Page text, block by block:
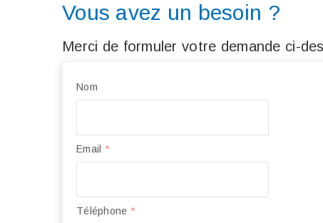
Vous avez un besoin ?
Merci de formuler votre demande ci-
Nom
Email *
Téléphone *